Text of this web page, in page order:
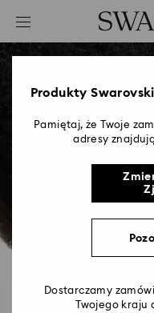
Lista kluczy dostępu
0 - Nagłówek
2 - Stopka
Produkty
Pamiętaj, że Twoje
adresy
Dostarczamy
Twojego kraju